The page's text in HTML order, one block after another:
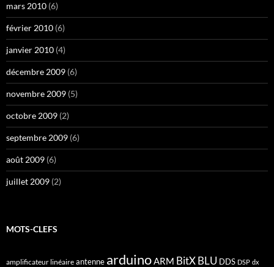
mars 2010 (6)
février 2010 (6)
janvier 2010 (4)
décembre 2009 (6)
novembre 2009 (5)
octobre 2009 (2)
septembre 2009 (6)
août 2009 (6)
juillet 2009 (2)
MOTS-CLEFS
amplificateur linéaire antenne arduinoARM BitX BLU DDS DSP dx